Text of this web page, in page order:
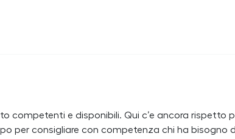
competenti e disponibili. Qui c’e ancora rispetto
per consigliare con competenza chi ha bisogno